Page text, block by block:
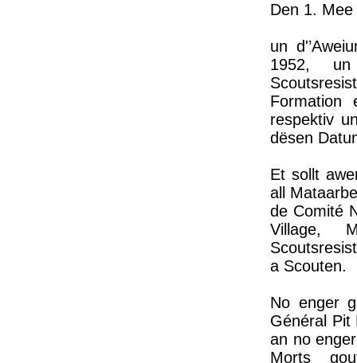
Den 1.
un
1952,
Formation
respektiv
dësen
Et sollt
all
de Comité
Village,
a Scouten.
No enger
Général Pit
an no
Morts